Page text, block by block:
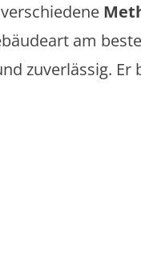
am
zuverlässig. Er